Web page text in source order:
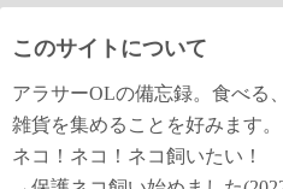
このサイトについて
アラサーOLの備忘録。食べる
雑貨を集めることを好みます。
ネコ！ネコ！ネコ飼いたい！